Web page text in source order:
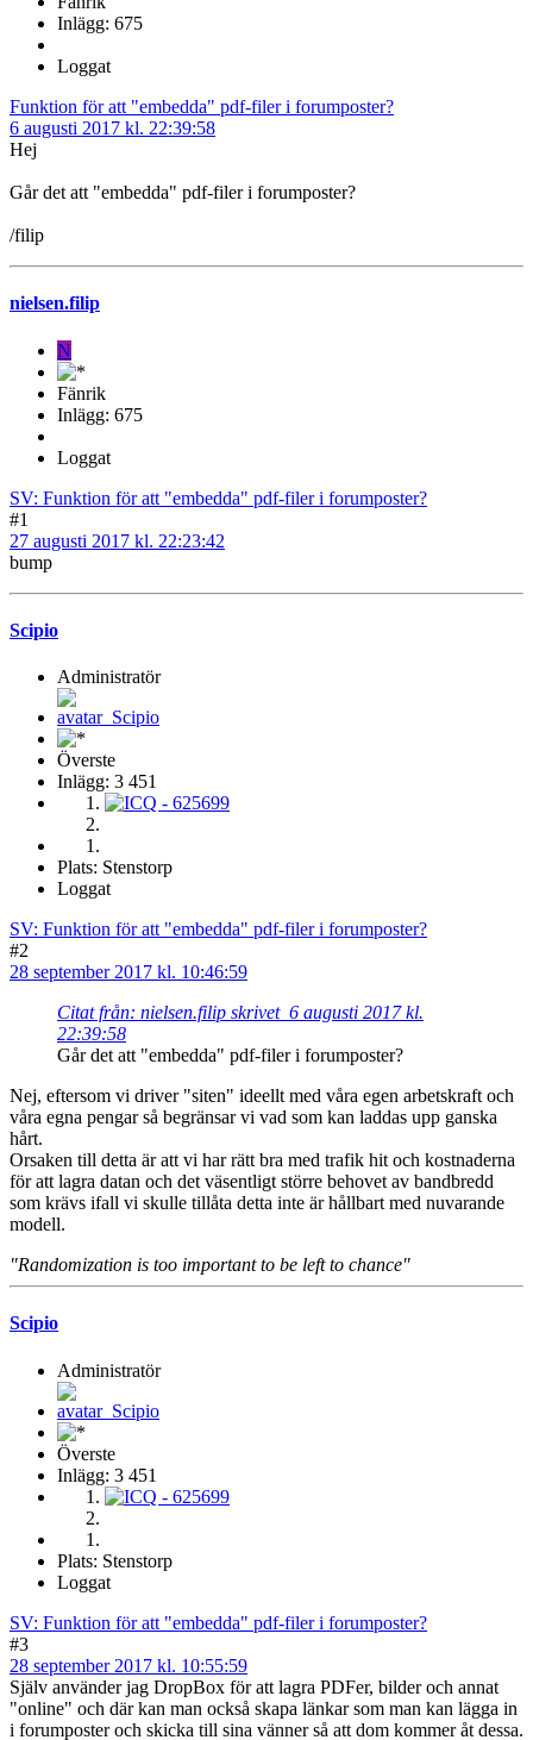
Inlägg: 675
Loggat
Funktion för att "embedda" pdf-filer i forumposter?
6 augusti 2017 kl. 22:39:58
Hej
Går det att "embedda" pdf-filer i forumposter?
/filip
nielsen.filip
N
Fänrik
Inlägg: 675
Loggat
SV: Funktion för att "embedda" pdf-filer i forumposter?
#1
27 augusti 2017 kl. 22:23:42
bump
Scipio
Administratör
Överste
Inlägg: 3 451
Plats: Stenstorp
Loggat
SV: Funktion för att "embedda" pdf-filer i forumposter?
#2
28 september 2017 kl. 10:46:59
Citat från: nielsen.filip skrivet 6 augusti 2017 kl.
22:39:58
Går det att "embedda" pdf-filer i forumposter?
Nej, eftersom vi driver "siten" ideellt med våra egen arbetskraft och
våra egna pengar så begränsar vi vad som kan laddas upp ganska
hårt.
Orsaken till detta är att vi har rätt bra med trafik hit och kostnaderna
för att lagra datan och det väsentligt större behovet av bandbredd
som krävs ifall vi skulle tillåta detta inte är hållbart med nuvarande
modell.
"Randomization is too important to be left to chance"
Scipio
Administratör
Överste
Inlägg: 3 451
Plats: Stenstorp
Loggat
SV: Funktion för att "embedda" pdf-filer i forumposter?
#3
28 september 2017 kl. 10:55:59
Själv använder jag DropBox för att lagra PDFer, bilder och annat
"online" och där kan man också skapa länkar som man kan lägga in
i forumposter och skicka till sina vänner så att dom kommer åt dessa.